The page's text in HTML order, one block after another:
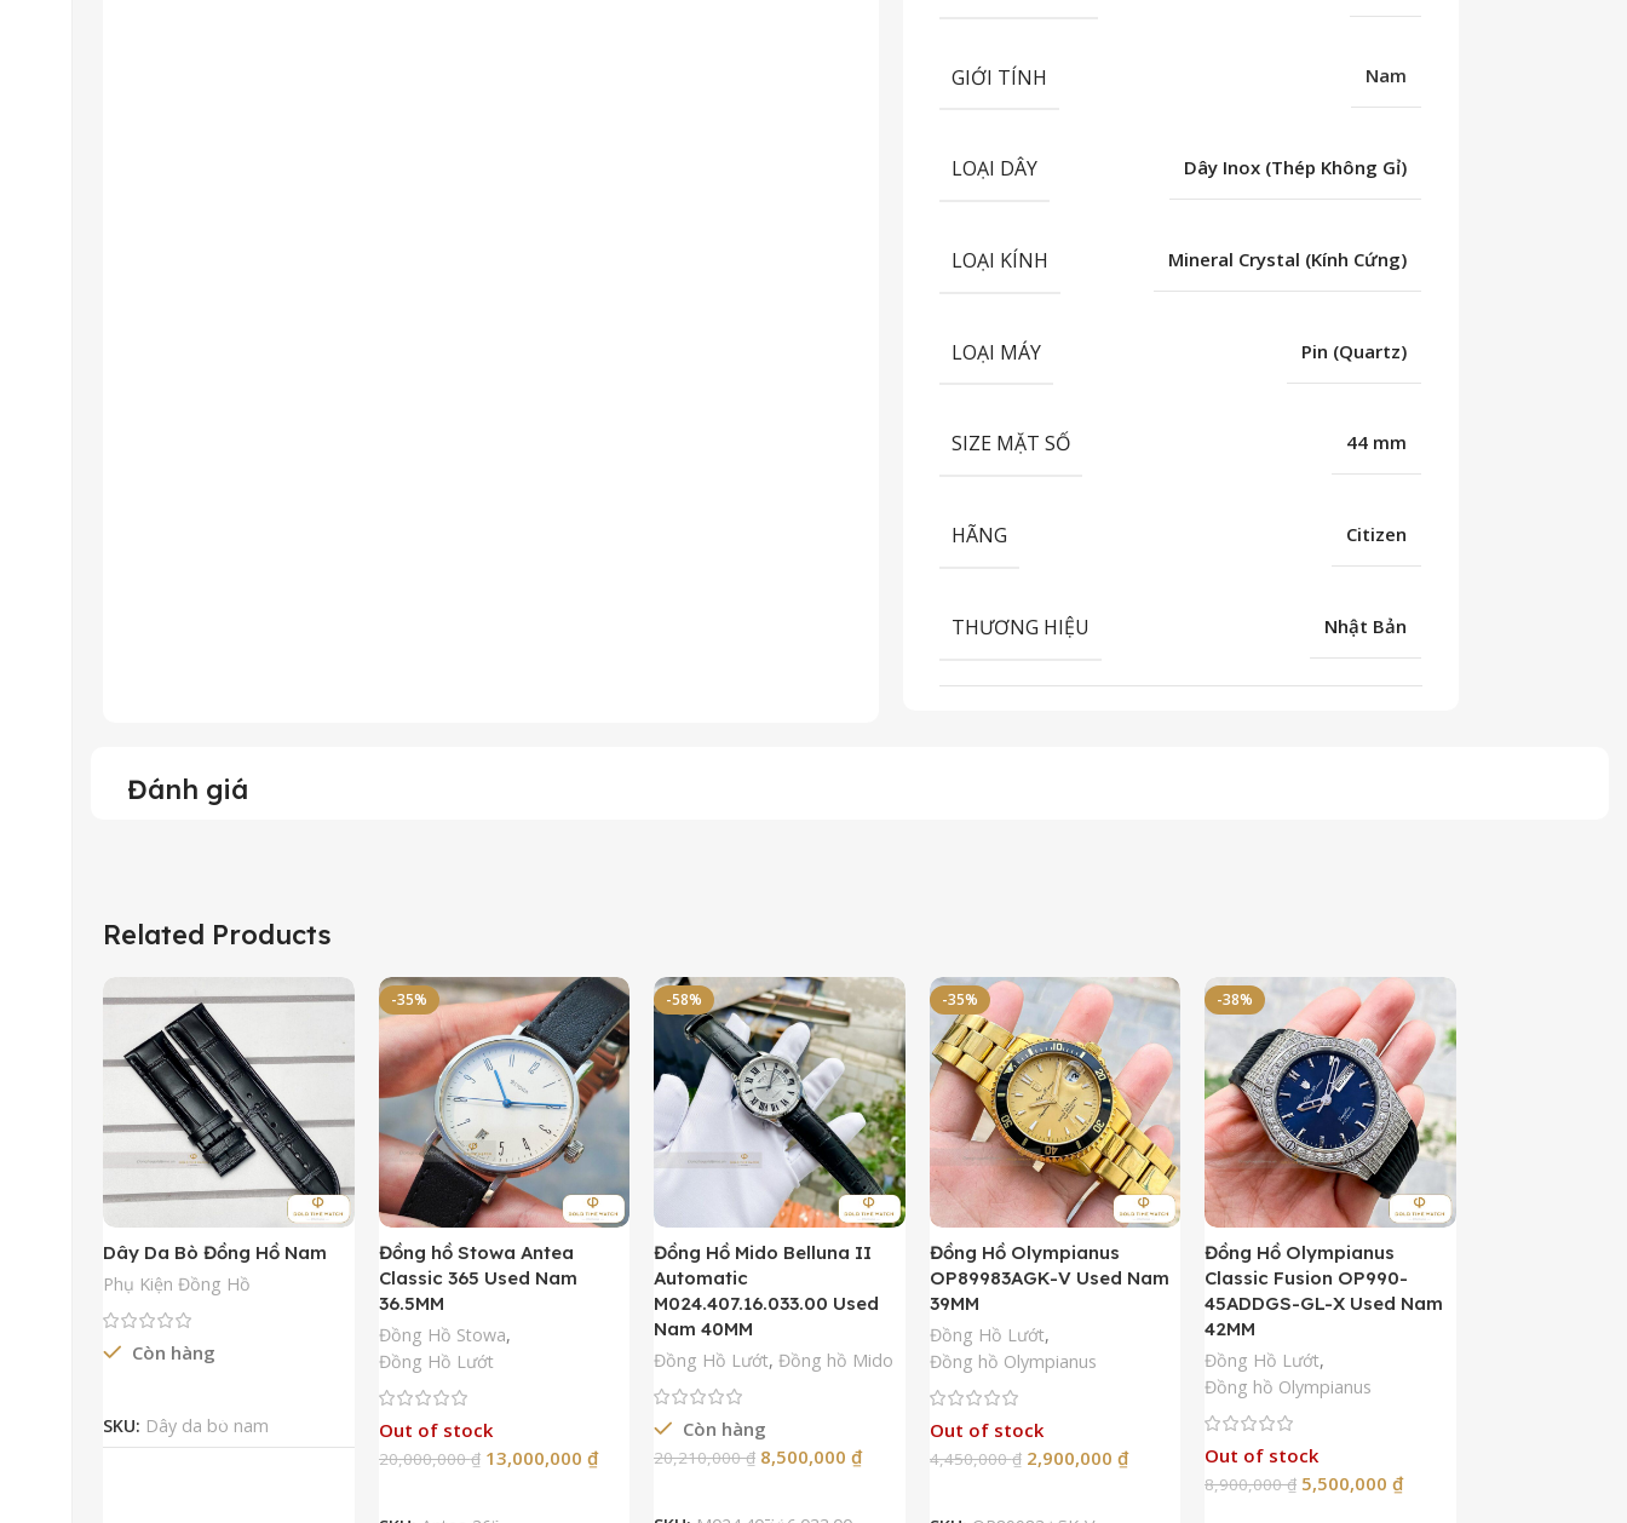
GIỚI TÍNH Nam
LOẠI DÂY Dây Inox (Thép Không Gỉ)
LOẠI KÍNH Mineral Crystal (Kính Cứng)
LOẠI MÁY Pin (Quartz)
SIZE MẶT SỐ 44 mm
HÃNG Citizen
THƯƠNG HIỆU Nhật Bản
Đánh giá
Related Products
Dây Da Bò Đồng Hồ Nam
Phụ Kiện Đồng Hồ
Còn hàng
SKU: Dây da bò nam
-35%
Đồng hồ Stowa Antea
Classic 365 Used Nam
36.5MM
Đồng Hồ Stowa,
Đồng Hồ Lướt
Out of stock
20,000,000₫ 13,000,000 ₫
-58%
Đồng Hồ Mido Belluna II
Automatic
M024.407.16.033.00 Used
Nam 40MM
Đồng Hồ Lướt, Đồng hồ Mido
Còn hàng
20,210,000₫ 8,500,000 ₫
-35%
Đồng Hồ Olympianus
OP89983AGK-V Used Nam
39MM
Đồng Hồ Lướt,
Đồng hồ Olympianus
Out of stock
4,450,000₫ 2,900,000 ₫
-38%
Đồng Hồ Olympianus
Classic Fusion OP990-
45ADDGS-GL-X Used Nam
42MM
Đồng Hồ Lướt,
Đồng hồ Olympianus
Out of stock
8,900,000₫ 5,500,000 ₫